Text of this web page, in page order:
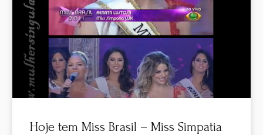
Hoje tem Miss Brasil – Miss Simpatia